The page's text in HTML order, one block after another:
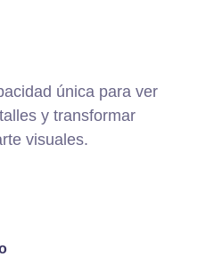
única para ver
y transformar
visuales.